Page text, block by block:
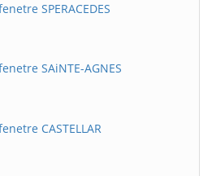
SPERACEDES
SAiNTE-AGNES
CASTELLAR